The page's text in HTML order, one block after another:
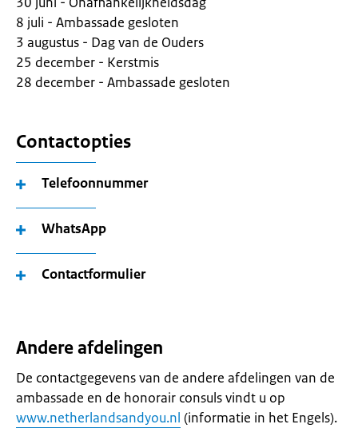
8 juli - Ambassade gesloten
3 augustus - Dag van de Ouders
25 december - Kerstmis
28 december - Ambassade gesloten
Contactopties
Telefoonnummer
WhatsApp
Contactformulier
Andere afdelingen
De contactgegevens van de andere afdelingen van de
ambassade en de honorair consuls vindt u op
www.netherlandsandyou.nl (informatie in het Engels).